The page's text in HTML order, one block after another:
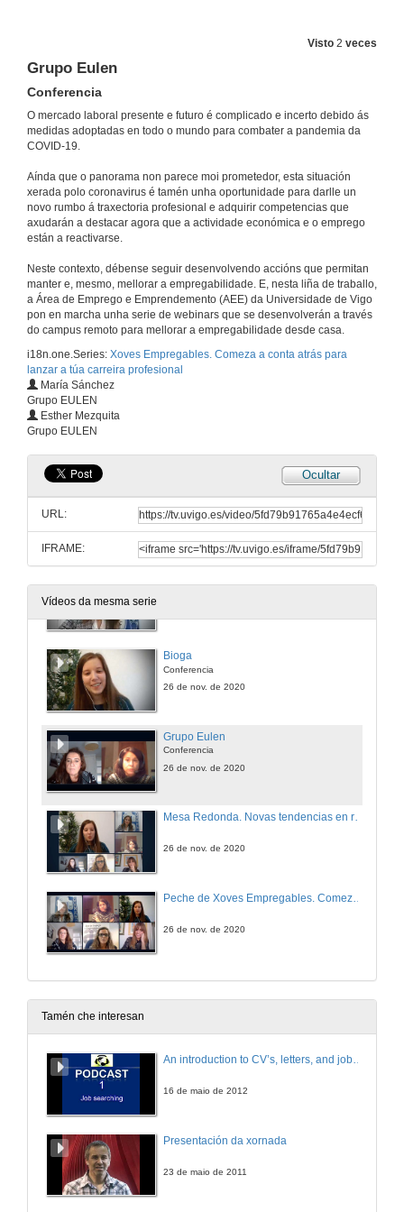
Visto 2 veces
Grupo Eulen
Conferencia
O mercado laboral presente e futuro é complicado e incerto debido ás
medidas adoptadas en todo o mundo para combater a pandemia da
COVID-19.
Aínda que o panorama non parece moi prometedor, esta situación
xerada polo coronavirus é tamén unha oportunidade para darlle un
novo rumbo á traxectoria profesional e adquirir competencias que
axudarán a destacar agora que a actividade económica e o emprego
están a reactivarse.
Neste contexto, débense seguir desenvolvendo accións que permitan
manter e, mesmo, mellorar a empregabilidade. E, nesta liña de traballo,
a Área de Emprego e Emprendemento (AEE) da Universidade de Vigo
pon en marcha unha serie de webinars que se desenvolverán a través
do campus remoto para mellorar a empregabilidade desde casa.
i18n.one.Series: Xoves Empregables. Comeza a conta atrás para
lanzar a túa carreira profesional
María Sánchez
Grupo EULEN
Esther Mezquita
Grupo EULEN
Ocultar
URL:
IFRAME:
Vídeos da mesma serie
12 de nov. de 2020
Presentación de Manola Raposo
19 de nov. de 2020
Conferencia
19 de nov. de 2020
19 de nov. de 2020
Conferencia
26 de nov. de 2020
Bioga
Conferencia
26 de nov. de 2020
Grupo Eulen
Conferencia
26 de nov. de 2020
Mesa Redonda. Novas tendencias en recrutamento e selección de persoal. Que buscan as empresas?
26 de nov. de 2020
26 de nov. de 2020
Tamén che interesan
An introduction to CV’s, letters, and job searching
16 de maio de 2012
Presentación da xornada
23 de maio de 2011